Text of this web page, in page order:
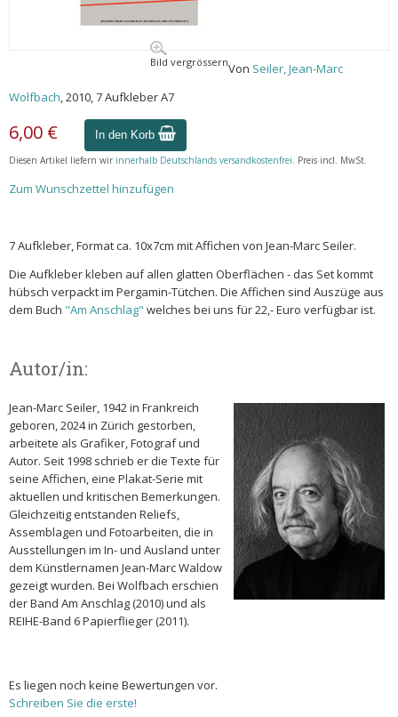
Bild vergrössernVon Seiler, Jean-Marc
Wolfbach, 2010, 7 Aufkleber A7
6,00 € In den Korb
Diesen Artikel liefern wir innerhalb Deutschlands versandkostenfrei. Preis incl. MwSt.
Zum Wunschzettel hinzufügen
7 Aufkleber, Format ca. 10x7cm mit Affichen von Jean-Marc Seiler.
Die Aufkleber kleben auf allen glatten Oberflächen - das Set kommt
hübsch verpackt im Pergamin-Tütchen. Die Affichen sind Auszüge aus
dem Buch "Am Anschlag" welches bei uns für 22,- Euro verfügbar ist.
Autor/in:
Jean-Marc Seiler, 1942 in Frankreich
geboren, 2024 in Zürich gestorben,
arbeitete als Grafiker, Fotograf und
Autor. Seit 1998 schrieb er die Texte für
seine Affichen, eine Plakat-Serie mit
aktuellen und kritischen Bemerkungen.
Gleichzeitig entstanden Reliefs,
Assemblagen und Fotoarbeiten, die in
Ausstellungen im In- und Ausland unter
dem Künstlernamen Jean-Marc Waldow
gezeigt wurden. Bei Wolfbach erschien
der Band Am Anschlag (2010) und als
REIHE-Band 6 Papierflieger (2011).
Es liegen noch keine Bewertungen vor.
Schreiben Sie die erste!